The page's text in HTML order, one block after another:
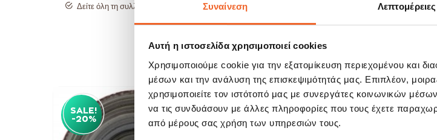
Συναίνεση Λεπτομέρειες
Αυτή η ιστοσελίδα χρησιμοποιεί cookies
Χρησιμοποιούμε cookie για την εξατομίκευση περιεχομένου και
μέσων και την ανάλυση της επισκεψιμότητάς μας. Επιπλέον,
χρησιμοποιείτε τον ιστότοπό μας με συνεργάτες κοινωνικών
να τις συνδυάσουν με άλλες πληροφορίες που τους έχετε
από μέρους σας χρήση των υπηρεσιών τους.
Δείτε όλη τη συλλογή
Iron Granite εδώ:
ΣΧΕΤΙΚΆ
SALE!
-20%
SALE!